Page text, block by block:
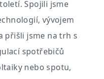
Spojili jsme
vývojem
přišli jsme na trh s
spotřebičů
nebo spotu,